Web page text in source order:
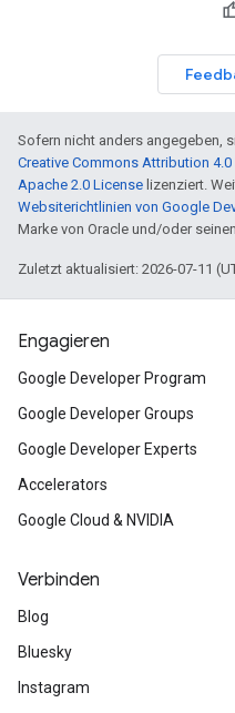
Sofern nicht anders angegeben,
Creative Commons Attribution
Apache 2.0 License lizenziert.
Websiterichtlinien von Google
Marke von Oracle und/oder
Zuletzt aktualisiert: 2026-07-11
Engagieren
Google Developer Program
Google Developer Groups
Google Developer Experts
Accelerators
Google Cloud & NVIDIA
Verbinden
Blog
Bluesky
Instagram